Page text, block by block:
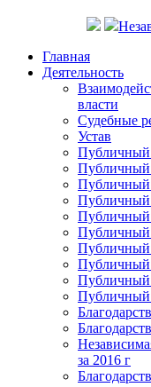
Главная
Деятельность
власти
Судебные
Устав
Публичный
Публичный
Публичный
Публичный
Публичный
Публичный
Публичный
Публичный
Публичный
Публичный
за 2016 г